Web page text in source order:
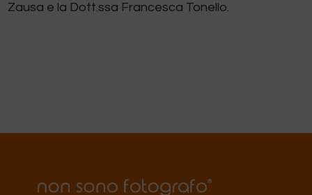
Zausa e la Dott.ssa Francesca Tonello.